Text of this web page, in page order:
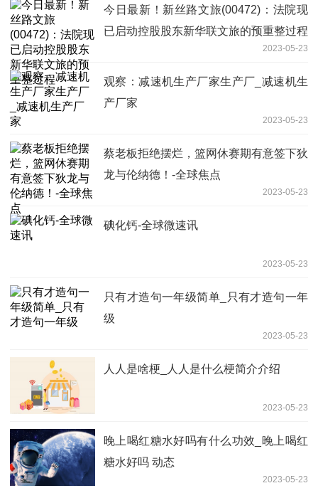
今日最新！新丝路文旅(00472)：法院现
已启动控股股东新华联文旅的预重整过程
2023-05-23
观察：减速机生产厂家生产厂_减速机生
产厂家
2023-05-23
蔡老板拒绝摆烂，篮网休赛期有意签下狄
龙与伦纳德！-全球焦点
2023-05-23
碘化钙-全球微速讯
2023-05-23
只有才造句一年级简单_只有才造句一年
级
2023-05-23
人人是啥梗_人人是什么梗简介介绍
2023-05-23
晚上喝红糖水好吗有什么功效_晚上喝红
糖水好吗 动态
2023-05-23